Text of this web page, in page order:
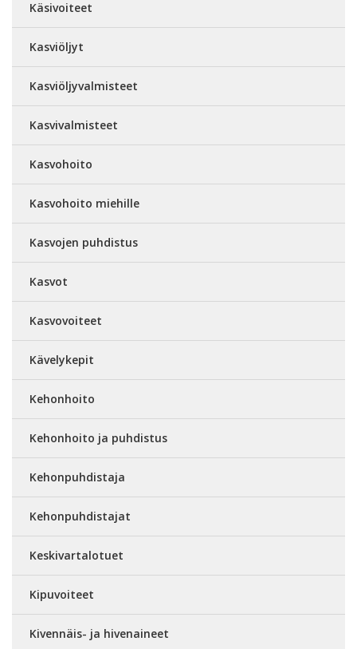
Käsivoiteet
Kasviöljyt
Kasviöljyvalmisteet
Kasvivalmisteet
Kasvohoito
Kasvohoito miehille
Kasvojen puhdistus
Kasvot
Kasvovoiteet
Kävelykepit
Kehonhoito
Kehonhoito ja puhdistus
Kehonpuhdistaja
Kehonpuhdistajat
Keskivartalotuet
Kipuvoiteet
Kivennäis- ja hivenaineet